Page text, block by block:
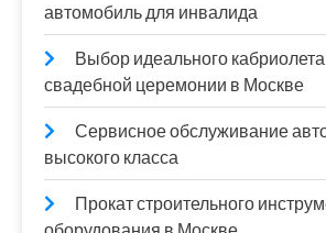
автомобиль для инвалида
Выбор идеального
свадебной церемонии в Москве
Сервисное обслуживание
высокого класса
Прокат строительного